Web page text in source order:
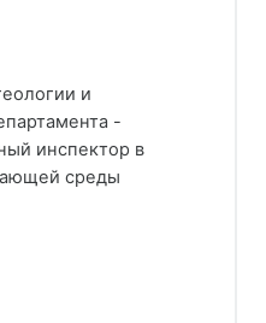
и
-
инспектор в
среды